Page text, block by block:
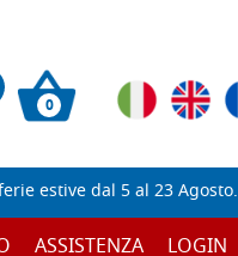
0
estive dal 5 al 23 Agosto.
ASSISTENZA LOGIN